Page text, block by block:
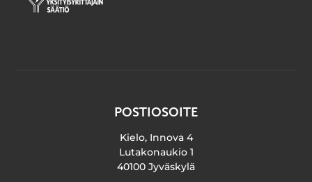
POSTIOSOITE
Kielo, Innova 4
Lutakonaukio 1
40100 Jyväskylä